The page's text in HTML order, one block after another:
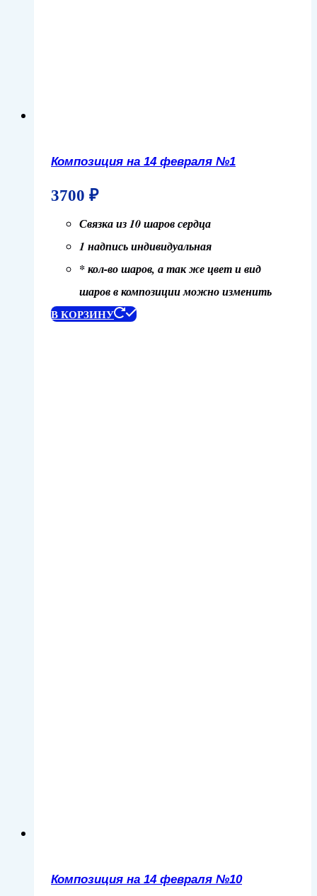
Композиция на 14 февраля №1
3700 ₽
Связка из 10 шаров сердца
1 надпись индивидуальная
* кол-во шаров, а так же цвет и вид
шаров в композиции можно изменить
В КОРЗИНУ
Композиция на 14 февраля №10